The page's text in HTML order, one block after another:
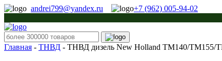
andrei799@yandex.ru
+7 (962) 005-94-02
Главная - ТНВД - ТНВД дизель New Holland TM140/TM155/